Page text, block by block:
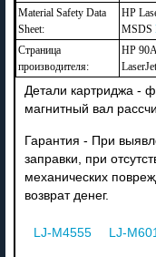
Material Safety Data
Sheet:
HP
MSDS
Страница
производителя:
HP
Детали картриджа -
магнитный вал
Гарантия - При
заправки, при
механических
возврат денег.
LJ-M4555 LJ-